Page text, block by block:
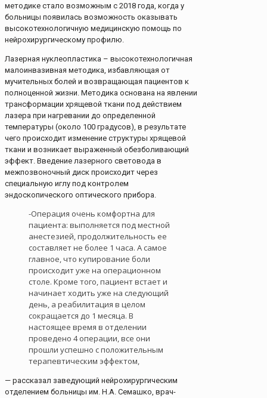
методике стало возможным с 2018 года, когда у
больницы появилась возможность оказывать
высокотехнологичную медицинскую помощь по
нейрохирургическому профилю.
Лазерная нуклеопластика – высокотехнологичная
малоинвазивная методика, избавляющая от
мучительных болей и возвращающая пациентов к
полноценной жизни. Методика основана на явлении
трансформации хрящевой ткани под действием
лазера при нагревании до определенной
температуры (около 100 градусов), в результате
чего происходит изменение структуры хрящевой
ткани и возникает выраженный обезболивающий
эффект. Введение лазерного световода в
межпозвоночный диск происходит через
специальную иглу под контролем
эндоскопического оптического прибора.
-Операция очень комфортна для
пациента: выполняется под местной
анестезией, продолжительность ее
составляет не более 1 часа. А самое
главное, что купирование боли
происходит уже на операционном
столе. Кроме того, пациент встает и
начинает ходить уже на следующий
день, а реабилитация в целом
сокращается до 1 месяца. В
настоящее время в отделении
проведено 4 операции, все они
прошли успешно с положительным
терапевтическим эффектом,
— рассказал заведующий нейрохирургическим
отделением больницы им. Н.А. Семашко, врач-